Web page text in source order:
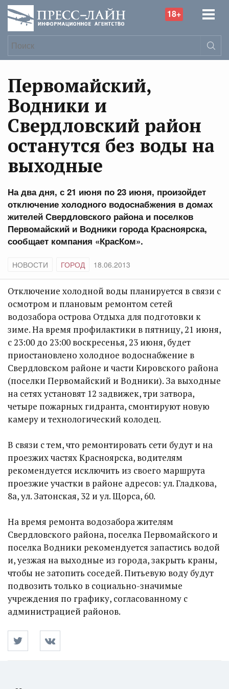
18+
Первомайский,
Водники и
Свердловский район
останутся без воды на
выходные
На два дня, с 21 июня по 23 июня, произойдет
отключение холодного водоснабжения в домах
жителей Свердловского района и поселков
Первомайский и Водники города Красноярска,
сообщает компания «КрасКом».
НОВОСТИ ГОРОД 18.06.2013
Отключение холодной воды планируется в связи с
осмотром и плановым ремонтом сетей
водозабора острова Отдыха для подготовки к
зиме. На время профилактики в пятницу, 21 июня,
с 23:00 до 23:00 воскресенья, 23 июня, будет
приостановлено холодное водоснабжение в
Свердловском районе и части Кировского района
(поселки Первомайский и Водники). За выходные
на сетях установят 12 задвижек, три затвора,
четыре пожарных гидранта, смонтируют новую
камеру и технологический колодец.
В связи с тем, что ремонтировать сети будут и на
проезжих частях Красноярска, водителям
рекомендуется исключить из своего маршрута
проезжие участки в районе адресов: ул. Гладкова,
8а, ул. Затонская, 32 и ул. Щорса, 60.
На время ремонта водозабора жителям
Свердловского района, поселка Первомайского и
поселка Водники рекомендуется запастись водой
и, уезжая на выходные из города, закрыть краны,
чтобы не затопить соседей. Питьевую воду будут
подвозить только в социально-значимые
учреждения по графику, согласованному с
администрацией районов.